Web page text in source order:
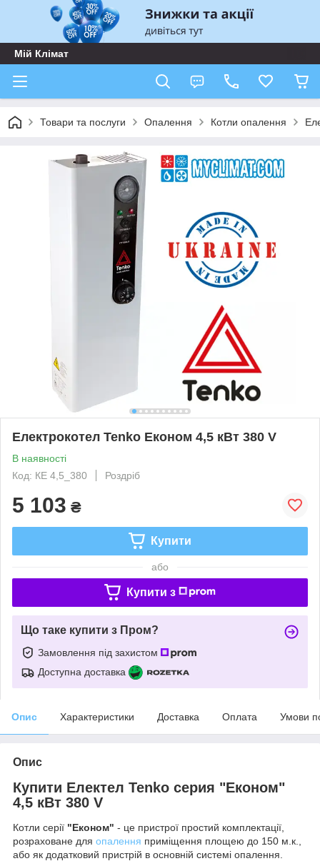
Мій Клімат
Товари та послуги Опалення Котли опалення
Електрокотел Tenko Економ 4,5 кВт 380 V
В наявності
Код: КЕ 4,5_380
Роздріб
5 103 ₴
Купити
або
Купити з
Що таке купити з Пром?
Замовлення під захистом
Доступна доставка
Опис Характеристики Доставка Оплата Умови
Опис
Купити Електел Tenko серия "Економ"
4,5 кВт 380 V
Котли серії "Економ" - це пристрої простий комплектації,
розраховане для опалення приміщення площею до 150 м.к.,
або як додатковий пристрій в основній системі опалення.